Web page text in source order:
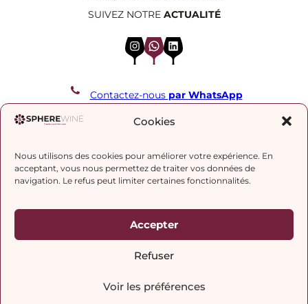
Cookies
Nous utilisons des cookies pour améliorer votre expérience. En
acceptant, vous nous permettez de traiter vos données de
navigation. Le refus peut limiter certaines fonctionnalités.
Accepter
Refuser
Voir les préférences
SUIVEZ NOTRE ACTUALITÉ
InstagramWhatsApp LinkedIn
Contactez-nous par WhatsApp
REJOIGNEZ NOTRE LISTE DE DIFFUSION
J’accepte la politique de confidentialité.